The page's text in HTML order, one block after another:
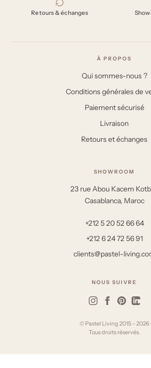
Retours & échanges
À PROPOS
Qui sommes-nous ?
Conditions générales de
Paiement sécurisé
Livraison
Retours et échanges
SHOWROOM
23 rue Abou Kacem
Casablanca, Maroc
+212 5 20 52 66 64
+212 6 24 72 56 91
clients@pastel-
NOUS SUIVRE
© Pastel Living 2015 – 2026
Tous droits réservés.